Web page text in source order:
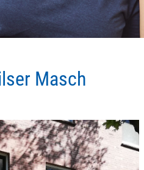
Masch